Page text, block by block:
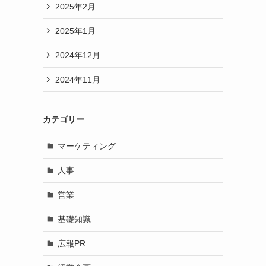
2025年2月
2025年1月
2024年12月
2024年11月
カテゴリー
マーケティング
人事
営業
基礎知識
広報PR